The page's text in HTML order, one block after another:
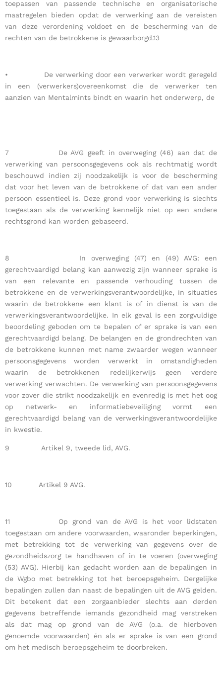
toepassen van passende technische en organisatorische
maatregelen bieden opdat de verwerking aan de vereisten
van deze verordening voldoet en de bescherming van de
rechten van de betrokkene is gewaarborgd.13
• De verwerking door een verwerker wordt geregeld
in een (verwerkers)overeenkomst die de verwerker ten
aanzien van Mentalmints bindt en waarin het onderwerp, de
7 De AVG geeft in overweging (46) aan dat de
verwerking van persoonsgegevens ook als rechtmatig wordt
beschouwd indien zij noodzakelijk is voor de bescherming
dat voor het leven van de betrokkene of dat van een ander
persoon essentieel is. Deze grond voor verwerking is slechts
toegestaan als de verwerking kennelijk niet op een andere
rechtsgrond kan worden gebaseerd.
8 In overweging (47) en (49) AVG: een
gerechtvaardigd belang kan aanwezig zijn wanneer sprake is
van een relevante en passende verhouding tussen de
betrokkene en de verwerkingsverantwoordelijke, in situaties
waarin de betrokkene een klant is of in dienst is van de
verwerkingsverantwoordelijke. In elk geval is een zorgvuldige
beoordeling geboden om te bepalen of er sprake is van een
gerechtvaardigd belang. De belangen en de grondrechten van
de betrokkene kunnen met name zwaarder wegen wanneer
persoonsgegevens worden verwerkt in omstandigheden
waarin de betrokkenen redelijkerwijs geen verdere
verwerking verwachten. De verwerking van persoonsgegevens
voor zover die strikt noodzakelijk en evenredig is met het oog
op netwerk- en informatiebeveiliging vormt een
gerechtvaardigd belang van de verwerkingsverantwoordelijke
in kwestie.
9 Artikel 9, tweede lid, AVG.
10 Artikel 9 AVG.
11 Op grond van de AVG is het voor lidstaten
toegestaan om andere voorwaarden, waaronder beperkingen,
met betrekking tot de verwerking van gegevens over de
gezondheidszorg te handhaven of in te voeren (overweging
(53) AVG). Hierbij kan gedacht worden aan de bepalingen in
de Wgbo met betrekking tot het beroepsgeheim. Dergelijke
bepalingen zullen dan naast de bepalingen uit de AVG gelden.
Dit betekent dat een zorgaanbieder slechts aan derden
gegevens betreffende iemands gezondheid mag verstreken
als dat mag op grond van de AVG (o.a. de hierboven
genoemde voorwaarden) én als er sprake is van een grond
om het medisch beroepsgeheim te doorbreken.